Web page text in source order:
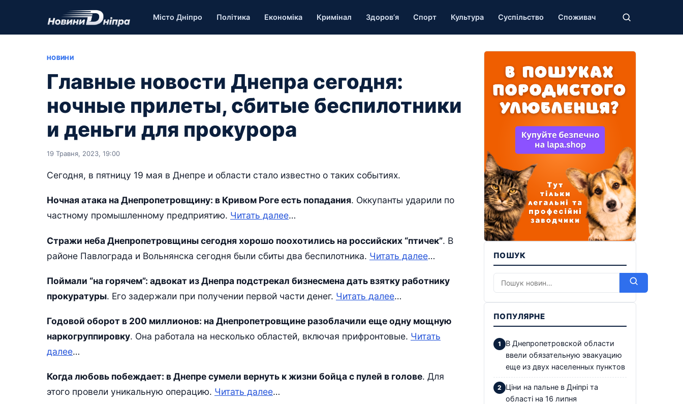
Місто Дніпро Політика Економіка Кримінал Здоров’я Спорт Культура Суспільство Споживач
НОВИНИ
Главные новости Днепра сегодня:
ночные прилеты, сбитые беспилотники
и деньги для прокурора
19 Травня, 2023, 19:00
Сегодня, в пятницу 19 мая в Днепре и области стало известно о таких событиях.
Ночная атака на Днепропетровщину: в Кривом Роге есть попадания. Оккупанты ударили по
частному промышленному предприятию. Читать далее…
Стражи неба Днепропетровщины сегодня хорошо поохотились на российских “птичек”. В
районе Павлограда и Вольнянска сегодня были сбиты два беспилотника. Читать далее…
Поймали “на горячем”: адвокат из Днепра подстрекал бизнесмена дать взятку работнику
прокуратуры. Его задержали при получении первой части денег. Читать далее…
Годовой оборот в 200 миллионов: на Днепропетровщине разоблачили еще одну мощную
наркогруппировку. Она работала на несколько областей, включая прифронтовые. Читать
далее…
Когда любовь побеждает: в Днепре сумели вернуть к жизни бойца с пулей в голове. Для
этого провели уникальную операцию. Читать далее…
ПОШУК
ПОПУЛЯРНЕ
В Днепропетровской области
ввели обязательную эвакуацию
еще из двух населенных пунктов
Ціни на пальне в Дніпрі та
області на 16 липня